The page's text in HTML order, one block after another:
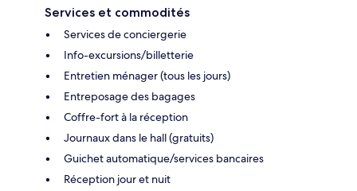
Services et commodités
Services de conciergerie
Info-excursions/billetterie
Entretien ménager (tous les jours)
Entreposage des bagages
Coffre-fort à la réception
Journaux dans le hall (gratuits)
Guichet automatique/services bancaires
Réception jour et nuit